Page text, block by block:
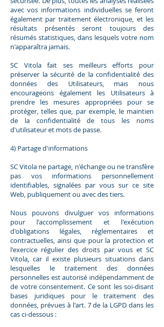
avec vos informations individuelles se feront
également par traitement électronique, et les
résultats présentés seront toujours des
résumés statistiques, dans lesquels votre nom
n'apparaîtra jamais.
SC Vitola fait ses meilleurs efforts pour
préserver la sécurité de la confidentialité des
données des Utilisateurs, mais nous
encourageons également les Utilisateurs à
prendre les mesures appropriées pour se
protéger, telles que, par exemple, le maintien
de la confidentialité de tous les noms
d'utilisateur et mots de passe.
4) Partage d'informations
SC Vitola ne partage, n'échange ou ne transfère
pas vos informations personnellement
identifiables, signalées par vous sur ce site
Web, publiquement ou avec des tiers.
Nous pouvons divulguer vos informations
pour l'accomplissement et l'exécution
d'obligations légales, réglementaires et
contractuelles, ainsi que pour la protection et
l'exercice régulier des droits par vous et SC
Vitola, car il existe plusieurs situations dans
lesquelles le traitement des données
personnelles est autorisé indépendamment de
de votre consentement. Ce sont les soi-disant
bases juridiques pour le traitement des
données, prévues à l'art. 7 de la LGPD dans les
cas ci-dessous :